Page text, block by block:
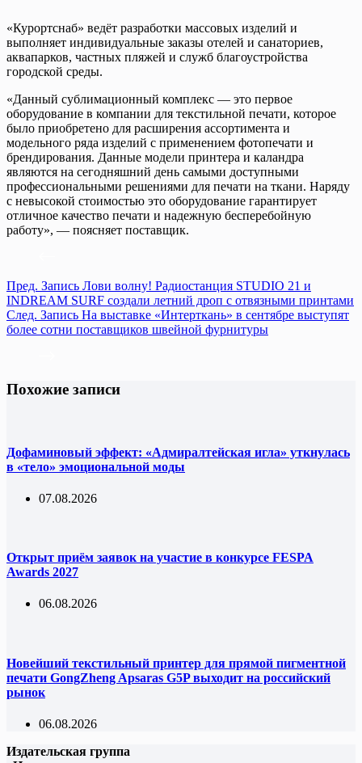
«Курортснаб» ведёт разработки массовых изделий и
выполняет индивидуальные заказы отелей и санаториев,
аквапарков, частных пляжей и служб благоустройства
городской среды.
«Данный сублимационный комплекс — это первое
оборудование в компании для текстильной печати, которое
было приобретено для расширения ассортимента и
модельного ряда изделий с применением фотопечати и
брендирования. Данные модели принтера и каландра
являются на сегодняшний день самыми доступными
профессиональными решениями для печати на ткани. Наряду
с невысокой стоимостью это оборудование гарантирует
отличное качество печати и надежную бесперебойную
работу», — поясняет поставщик.
Пред. Запись Лови волну! Радиостанция STUDIO 21 и
INDREAM SURF создали летний дроп с отвязными принтами
След. Запись На выставке «Интерткань» в сентябре выступят
более сотни поставщиков швейной фурнитуры
Похожие записи
Дофаминовый эффект: «Адмиралтейская игла» уткнулась
в «тело» эмоциональной моды
07.08.2026
Открыт приём заявок на участие в конкурсе FESPA
Awards 2027
06.08.2026
Новейший текстильный принтер для прямой пигментной
печати GongZheng Apsaras G5P выходит на российский
рынок
06.08.2026
Издательская группа